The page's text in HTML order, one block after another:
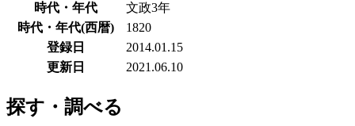
時代・年代
文政3年
時代・年代(西暦)
1820
登録日
2014.01.15
更新日
2021.06.10
探す・調べる